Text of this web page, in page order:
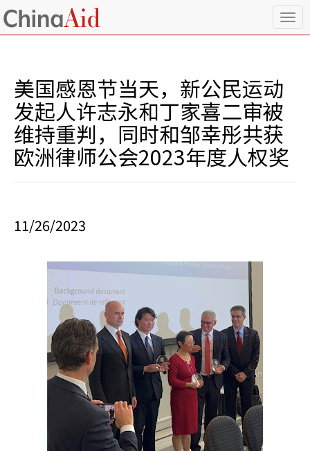
T
o
g
a
美国感恩节当天，新公民运动
发起人许志永和丁家喜二审被
维持重判，同时和邹幸彤共获
欧洲律师公会2023年度人权奖
11/26/2023